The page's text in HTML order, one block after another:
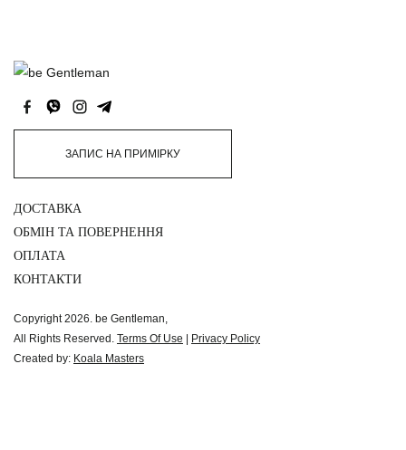
ЗАПИС НА ПРИМІРКУ
Copyright 2026. be Gentleman,
All Rights Reserved. Terms Of Use | Privacy Policy
Created by: Koala Masters
ДОСТАВКА
ОБМІН ТА ПОВЕРНЕННЯ
ОПЛАТА
КОНТАКТИ